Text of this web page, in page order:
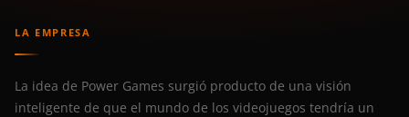
LA EMPRESA
La idea de Power Games surgió producto de una visión
inteligente de que el mundo de los videojuegos tendría un